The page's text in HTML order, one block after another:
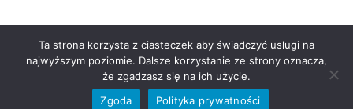
© 2024 Koalicja Bezpieczni w Pracy :: przepisy, bezpieczeństwo i zasady BHP
Ta strona korzysta z ciasteczek aby świadczyć usługi na
najwyższym poziomie. Dalsze korzystanie ze strony oznacza,
że zgadzasz się na ich użycie.
Zgoda
Polityka prywatności